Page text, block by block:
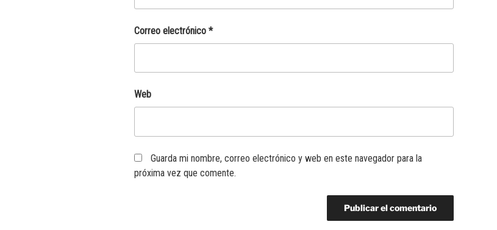
Correo electrónico *
Web
Guarda mi nombre, correo electrónico y web en este navegador para la
próxima vez que comente.